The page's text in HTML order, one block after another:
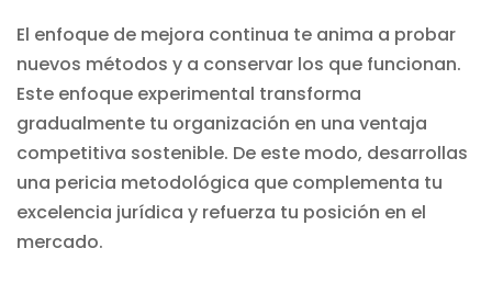
El enfoque de mejora continua te anima a probar
nuevos métodos y a conservar los que funcionan.
Este enfoque experimental transforma
gradualmente tu organización en una ventaja
competitiva sostenible. De este modo, desarrollas
una pericia metodológica que complementa tu
excelencia jurídica y refuerza tu posición en el
mercado.